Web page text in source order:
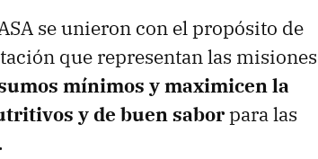
se unieron con el propósito de
que representan las misiones
mínimos y maximicen la
y de buen saborpara las